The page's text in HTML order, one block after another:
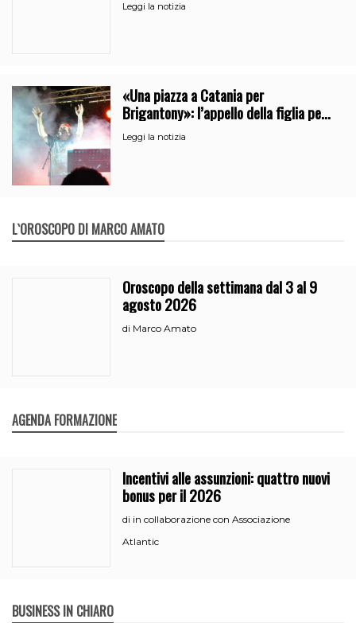
Leggi la notizia
«Una piazza a Catania per
Brigantony»: l’appello della figlia per
la memoria del cantante popolare
Leggi la notizia
L`OROSCOPO DI MARCO AMATO
Oroscopo della settimana dal 3 al 9
agosto 2026
di Marco Amato
AGENDA FORMAZIONE
Incentivi alle assunzioni: quattro nuovi
bonus per il 2026
di in collaborazione con Associazione
Atlantic
BUSINESS IN CHIARO